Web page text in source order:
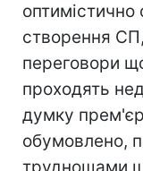
створення
переговори
проходять
думку
обумовлено,